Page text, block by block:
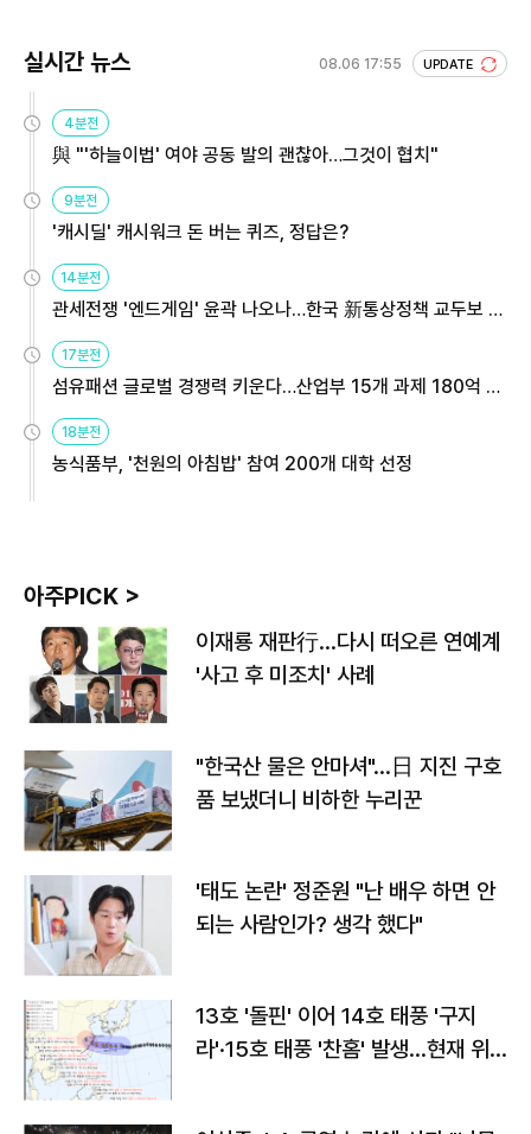
실시간 뉴스 08.06 17:55 UPDATE
4분전
與 "'하늘이법' 여야 공동 발의 괜찮아…그것이 협치"
9분전
'캐시딜' 캐시워크 돈 버는 퀴즈, 정답은?
14분전
관세전쟁 '엔드게임' 윤곽 나오나…한국 新통상정책 교두보 활
17분전
섬유패션 글로벌 경쟁력 키운다…산업부 15개 과제 180억 지
18분전
농식품부, '천원의 아침밥' 참여 200개 대학 선정
아주PICK >
이재룡 재판行…다시 떠오른 연예계
'사고 후 미조치' 사례
"한국산 물은 안마셔"…日 지진 구호
품 보냈더니 비하한 누리꾼
'태도 논란' 정준원 "난 배우 하면 안
되는 사람인가? 생각 했다"
13호 '돌핀' 이어 14호 태풍 '구지
라'·15호 태풍 '찬홈' 발생…현재 위